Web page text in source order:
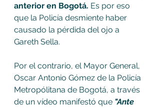
anterior en Bogotá. Es por eso
que la Policía desmiente haber
causado la pérdida del ojo a
Gareth Sella.
Por el contrario, el Mayor General,
Oscar Antonio Gómez de la Policía
Metropólitana de Bogotá, a través
de un vídeo manifestó que "Ante